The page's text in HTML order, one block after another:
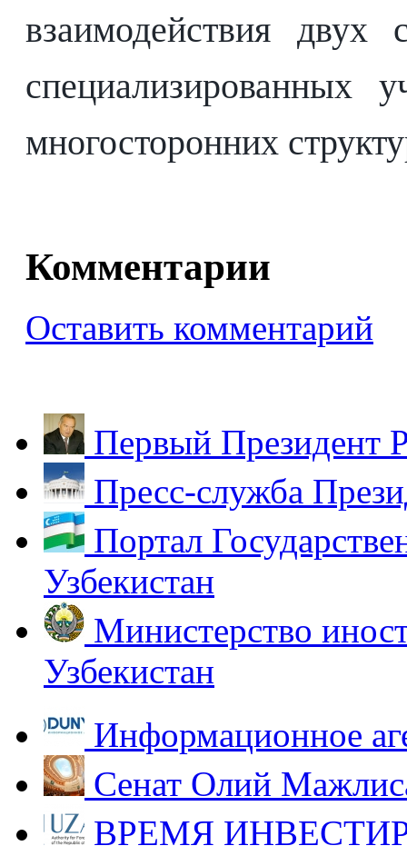
взаимодействия
многосторонних
Комментарии
Оставить комментарий
Первый Президент
Пресс-служба
Портал
Узбекистан
Министерство
Узбекистан
Информационное
Сенат Олий
ВРЕМЯ